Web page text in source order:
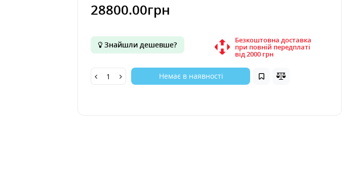
28800.00грн
Знайшли дешевше? Безкоштовна доставка
при повній передплаті
вiд 2000 грн
Немає в наявності